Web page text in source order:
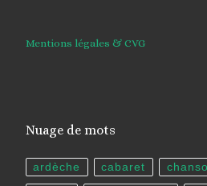
Mentions légales & CVG
Nuage de mots
ardèche cabaret